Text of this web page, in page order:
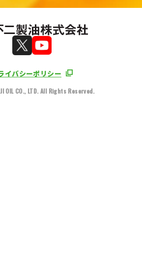
イバシーポリシー
OIL CO., LTD. All Rights Reserved.